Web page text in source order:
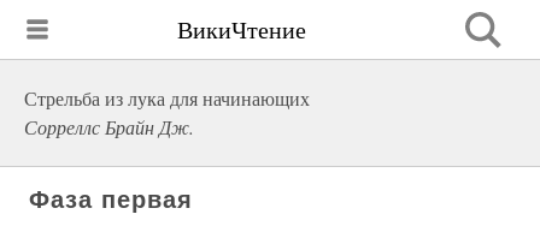
ВикиЧтение
Стрельба из лука для начинающих
Сорреллс Брайн Дж.
Фаза первая